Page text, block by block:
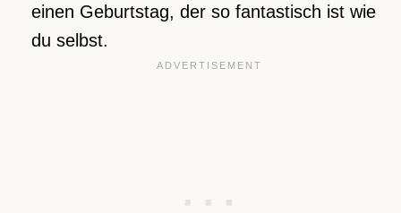
einen Geburtstag, der so fantastisch ist wie
du selbst.